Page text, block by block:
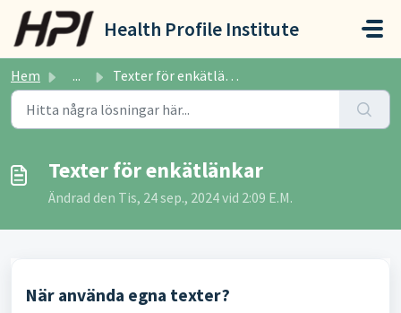
Hoppa över till huvudinnehåll
Health Profile Institute
Hem ... Texter för enkätlänkar
Texter för enkätlänkar
Ändrad den Tis, 24 sep., 2024 vid 2:09 E.M.
När använda egna texter?